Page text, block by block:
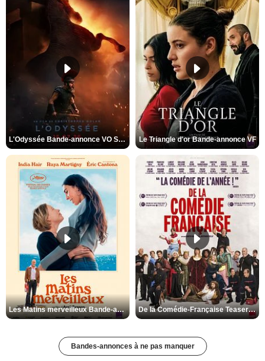
L'Odyssée Bande-annonce VO STFR Le Triangle d'or Bande-annonce VF
Les Matins merveilleux Bande-annonce VF De la Comédie-Française Teaser VF
Bandes-annonces à ne pas manquer